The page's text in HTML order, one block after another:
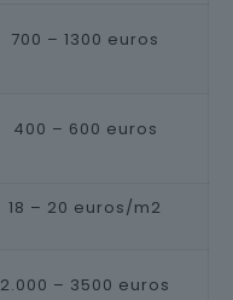
700 – 1300 euros
400 – 600 euros
18 – 20 euros/m2
2.000 – 3500 euros